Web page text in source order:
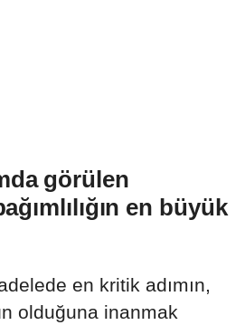
görülen
en büyük
en kritik adımın,
olduğuna inanmak